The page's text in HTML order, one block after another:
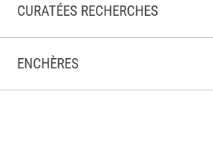
CURATÉES RECHERCHES
ENCHÈRES